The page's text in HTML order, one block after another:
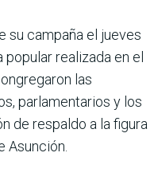
su campaña el jueves
realizada en el
las
parlamentarios y los
de respaldo a la figura
Asunción.